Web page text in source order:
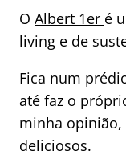
O Albert 1er é
living e de
Fica num
até faz o
minha opinião,
deliciosos.